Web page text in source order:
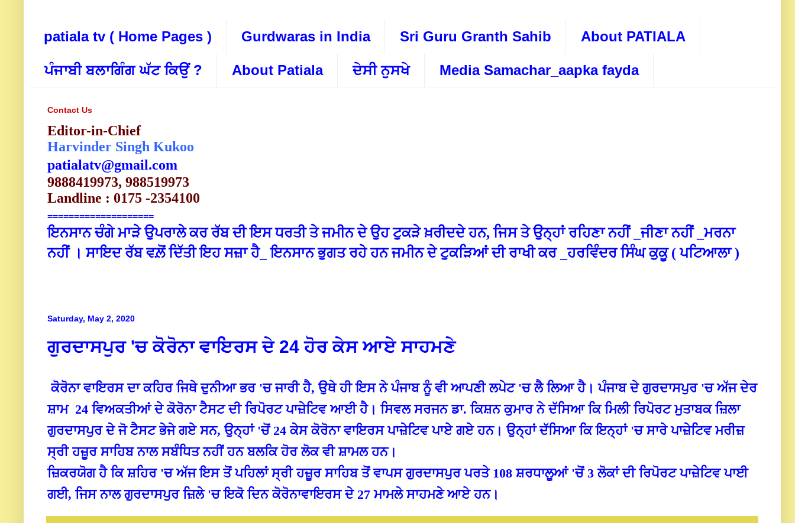
patiala tv ( Home Pages ) Gurdwaras in India Sri Guru Granth Sahib About PATIALA
ਪੰਜਾਬੀ ਬਲਾਗਿੰਗ ਘੱਟ ਕਿਉਂ ? About Patiala ਦੇਸੀ ਨੁਸਖੇ Media Samachar_aapka fayda
Contact Us
Editor-in-Chief
Harvinder Singh Kukoo
patialatv@gmail.com
9888419973, 988519973
Landline : 0175 -2354100
====================
ਇਨਸਾਨ ਚੰਗੇ ਮਾੜੇ ਉਪਰਾਲੇ ਕਰ ਰੱਬ ਦੀ ਇਸ ਧਰਤੀ ਤੇ ਜਮੀਨ ਦੇ ਉਹ ਟੁਕੜੇ ਖ਼ਰੀਦਦੇ ਹਨ, ਜਿਸ ਤੇ ਉਨ੍ਹਾਂ ਰਹਿਣਾ ਨਹੀਂ _ਜੀਣਾ ਨਹੀਂ _ਮਰਨਾ
ਨਹੀਂ । ਸਾਇਦ ਰੱਬ ਵਲ਼ੋਂ ਦਿੱਤੀ ਇਹ ਸਜ਼ਾ ਹੈ_ ਇਨਸਾਨ ਭੁਗਤ ਰਹੇ ਹਨ ਜਮੀਨ ਦੇ ਟੁਕੜਿਆਂ ਦੀ ਰਾਖੀ ਕਰ _ਹਰਵਿੰਦਰ ਸਿੰਘ ਕੁਕੂ ( ਪਟਿਆਲਾ )
Saturday, May 2, 2020
ਗੁਰਦਾਸਪੁਰ 'ਚ ਕੋਰੋਨਾ ਵਾਇਰਸ ਦੇ 24 ਹੋਰ ਕੇਸ ਆਏ ਸਾਹਮਣੇ
ਕੋਰੋਨਾ ਵਾਇਰਸ ਦਾ ਕਹਿਰ ਜਿਥੇ ਦੁਨੀਆ ਭਰ 'ਚ ਜਾਰੀ ਹੈ, ਉਥੇ ਹੀ ਇਸ ਨੇ ਪੰਜਾਬ ਨੂੰ ਵੀ ਆਪਣੀ ਲਪੇਟ 'ਚ ਲੈ ਲਿਆ ਹੈ। ਪੰਜਾਬ ਦੇ ਗੁਰਦਾਸਪੁਰ 'ਚ ਅੱਜ ਦੇਰ
ਸ਼ਾਮ 24 ਵਿਅਕਤੀਆਂ ਦੇ ਕੋਰੋਨਾ ਟੈਸਟ ਦੀ ਰਿਪੋਰਟ ਪਾਜ਼ੇਟਿਵ ਆਈ ਹੈ। ਸਿਵਲ ਸਰਜਨ ਡਾ. ਕਿਸ਼ਨ ਕੁਮਾਰ ਨੇ ਦੱਸਿਆ ਕਿ ਮਿਲੀ ਰਿਪੋਰਟ ਮੁਤਾਬਕ ਜ਼ਿਲਾ
ਗੁਰਦਾਸਪੁਰ ਦੇ ਜੋ ਟੈਸਟ ਭੇਜੇ ਗਏ ਸਨ, ਉਨ੍ਹਾਂ 'ਚੋਂ 24 ਕੇਸ ਕੋਰੋਨਾ ਵਾਇਰਸ ਪਾਜ਼ੇਟਿਵ ਪਾਏ ਗਏ ਹਨ। ਉਨ੍ਹਾਂ ਦੱਸਿਆ ਕਿ ਇਨ੍ਹਾਂ 'ਚ ਸਾਰੇ ਪਾਜ਼ੇਟਿਵ ਮਰੀਜ਼
ਸ੍ਰੀ ਹਜ਼ੂਰ ਸਾਹਿਬ ਨਾਲ ਸਬੰਧਿਤ ਨਹੀਂ ਹਨ ਬਲਕਿ ਹੋਰ ਲੋਕ ਵੀ ਸ਼ਾਮਲ ਹਨ।
ਜ਼ਿਕਰਯੋਗ ਹੈ ਕਿ ਸ਼ਹਿਰ 'ਚ ਅੱਜ ਇਸ ਤੋਂ ਪਹਿਲਾਂ ਸ੍ਰੀ ਹਜ਼ੂਰ ਸਾਹਿਬ ਤੋਂ ਵਾਪਸ ਗੁਰਦਾਸਪੁਰ ਪਰਤੇ 108 ਸ਼ਰਧਾਲੂਆਂ 'ਚੋਂ 3 ਲੋਕਾਂ ਦੀ ਰਿਪੋਰਟ ਪਾਜ਼ੇਟਿਵ ਪਾਈ
ਗਈ, ਜਿਸ ਨਾਲ ਗੁਰਦਾਸਪੁਰ ਜ਼ਿਲੇ 'ਚ ਇਕੋ ਦਿਨ ਕੋਰੋਨਾਵਾਇਰਸ ਦੇ 27 ਮਾਮਲੇ ਸਾਹਮਣੇ ਆਏ ਹਨ।